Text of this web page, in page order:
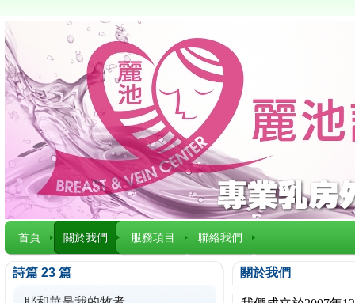
首頁 關於我們 服務項目 聯絡我們
詩篇 23 篇 關於我們